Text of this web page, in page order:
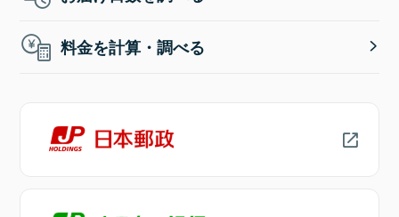
料金を計算・調べる